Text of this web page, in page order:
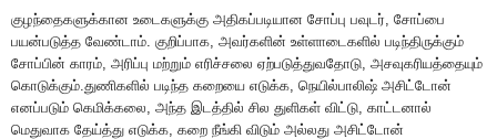
குழந்தைகளுக்கான உடைகளுக்கு அதிகப்படியான சோப்பு பவுடர் சோப்பை
பயன்படுத்த வேண்டாம் குறிப்பாக அவர்களின் உள்ளாடைகளில் படிந்திருக்கும்
சோப்பின் காரம் அரிப்பு மற்றும் எரிச்சலை ஏற்படுத்துவதோடு அசவுகரியத்தையும்
கொடுக்கும் துணிகளில் படிந்த கறையை எடுக்க நெயில்பாலிஷ் அசிட்டோன்
எனப்படும் கெமிக்கலை அந்த இடத்தில் சில துளிகள் விட்டு காட்டனால்
மெதுவாக தேய்த்து எடுக்க கறை நீங்கி விடும் அல்லது அசிட்டோன்